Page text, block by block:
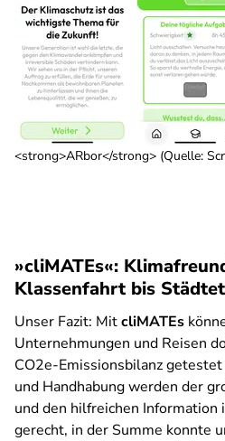
<strong>ARbor</strong> (Quelle:
»cliMATEs«:
Klassenfahrt bis
Unser Fazit: MitcliMATEs
Unternehmungen und Reisen
CO2e-Emissionsbilanz
und Handhabung werden der
und den hilfreichen Information
gerecht, in der Summe konnte